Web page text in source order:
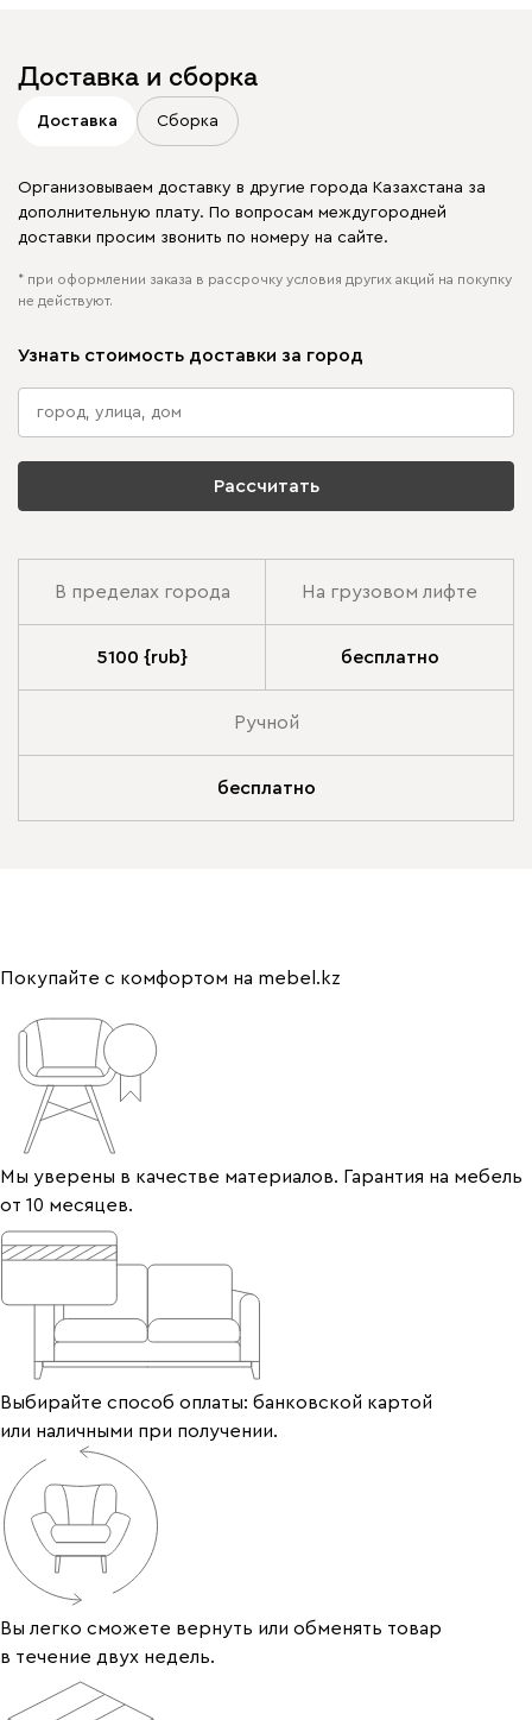
Доставка и сборка
Доставка Сборка
Организовываем доставку в другие города Казахстана за
дополнительную плату. По вопросам междугородней
доставки просим звонить по номеру на сайте.
* при оформлении заказа в рассрочку условия других акций на покупку
не действуют.
Узнать стоимость доставки за город
Рассчитать
В пределах города На грузовом лифте
5100 {rub} бесплатно
Ручной
бесплатно
Покупайте с комфортом на mebel.kz
Мы уверены в качестве материалов. Гарантия на мебель
от 10 месяцев.
Выбирайте способ оплаты: банковской картой
или наличными при получении.
Вы легко сможете вернуть или обменять товар
в течение двух недель.